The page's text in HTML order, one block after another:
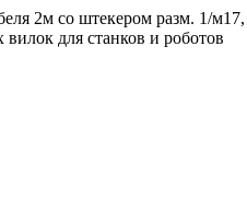
2м со штекером разм. 1/
для станков и роботов